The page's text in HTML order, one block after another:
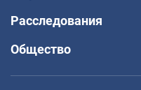
Расследования
Общество